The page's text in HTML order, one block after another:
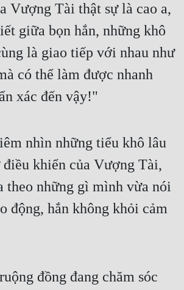
Vượng Tài thật sự là cao a,
giữa bọn hắn, những khô
là giao tiếp với nhau như
có thể làm được nhanh
xác đến vậy!"
nhìn những tiểu khô lâu
khiển của Vượng Tài,
theo những gì mình vừa nói
động, hắn không khỏi cảm
đồng đang chăm sóc